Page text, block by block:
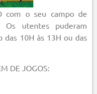
com o seu campo de
Os utentes puderam
das 10H às 13H ou das
DE JOGOS: